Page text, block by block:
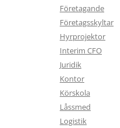
Företagande
Företagsskyltar
Hyrprojektor
Interim CFO
Juridik
Kontor
Körskola
Låssmed
Logistik